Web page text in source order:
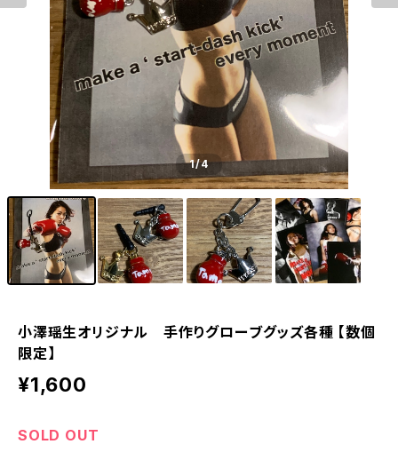
1/4
小澤瑶生オリジナル 手作りグローブグッズ各種 【数個
限定】
¥1,600
SOLD OUT